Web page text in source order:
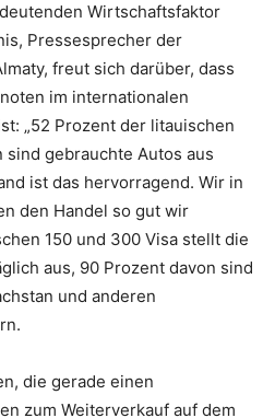
Wirtschaftsfaktor
Pressesprecher der
freut sich darüber, dass
im internationalen
„52 Prozent der litauischen
sind gebrauchte Autos aus
ist das hervorragend. Wir in
den Handel so gut wir
150 und 300 Visa stellt die
aus, 90 Prozent davon sind
und anderen
die gerade einen
zum Weiterverkauf auf dem